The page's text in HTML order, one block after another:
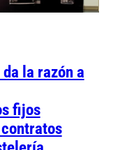
la razón a
fijos